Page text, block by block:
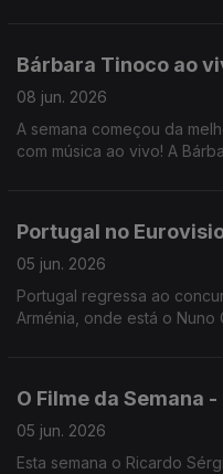
Bárbara Tinoco ao
08 jun. 2026
A semana começou da
com música ao vivo! A
Portugal no
05 jun. 2026
Portugal regressa ao
Arménia, onde está o Nuno
O Filme da Semana
05 jun. 2026
Esta semana o Ricardo